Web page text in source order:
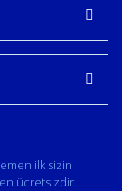
ilk sizin
ücretsizdir..